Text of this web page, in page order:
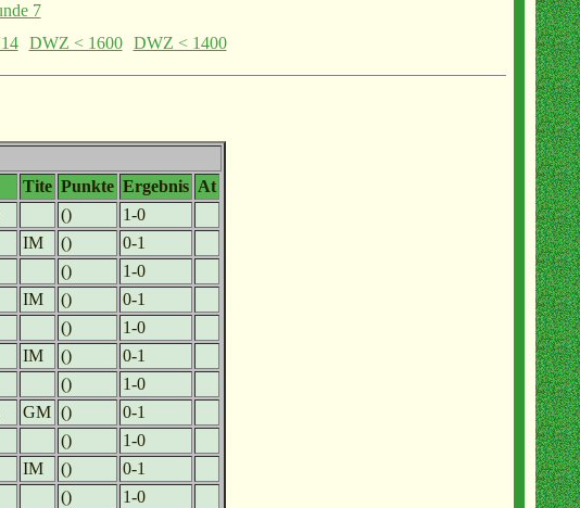
7
DWZ < 1600 DWZ < 1400
Tite Punkte Ergebnis At
()
1-0
IM ()
0-1
()
1-0
IM ()
0-1
()
1-0
IM ()
0-1
()
1-0
GM ()
0-1
()
1-0
IM ()
0-1
()
1-0